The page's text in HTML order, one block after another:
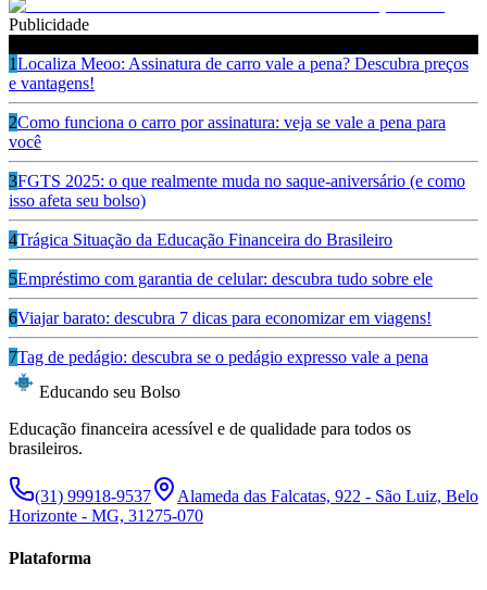
Publicidade
1Localiza Meoo: Assinatura de carro vale a pena? Descubra preços
e vantagens!
2Como funciona o carro por assinatura: veja se vale a pena para
você
3FGTS 2025: o que realmente muda no saque-aniversário (e como
isso afeta seu bolso)
4Trágica Situação da Educação Financeira do Brasileiro
5Empréstimo com garantia de celular: descubra tudo sobre ele
6Viajar barato: descubra 7 dicas para economizar em viagens!
7Tag de pedágio: descubra se o pedágio expresso vale a pena
Educando seu Bolso
Educação financeira acessível e de qualidade para todos os
brasileiros.
(31) 99918-9537
Alameda das Falcatas, 922 - São Luiz, Belo
Horizonte - MG, 31275-070
Plataforma